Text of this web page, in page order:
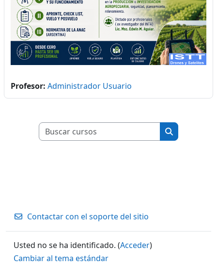
Profesor: Administrador Usuario
Buscar cursos
Buscar
Contactar con el soporte del sitio
Usted no se ha identificado. (Acceder)
Cambiar al tema estándar